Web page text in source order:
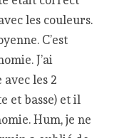
les couleurs.
C’est
J’ai
les 2
et basse) et il
Hum, je ne